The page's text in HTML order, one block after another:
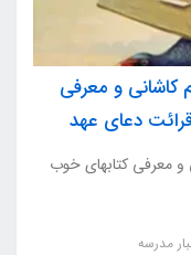
کاشانی و معرفی
دعای عهد
و معرفی کتابهای خوب
مدرسه